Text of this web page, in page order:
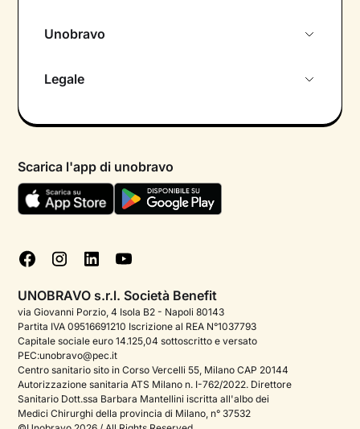
Unobravo
Psicologo in chat
Aiuto urgente
FAQ
Podcast di psicologia
Corporate
Psicologo italiano all'estero
Approfondimenti sulla salute mentale
Sala stampa
Legale
Termini e condizioni
Informativa Privacy
Cookie policy
Gestisci cookie
Scarica l'app di unobravo
UNOBRAVO s.r.l. Società Benefit
via Giovanni Porzio, 4 Isola B2 - Napoli 80143
Partita IVA 09516691210 Iscrizione al REA N°1037793
Capitale sociale euro 14.125,04 sottoscritto e versato
PEC:unobravo@pec.it
Centro sanitario sito in Corso Vercelli 55, Milano CAP 20144
Autorizzazione sanitaria ATS Milano n. I-762/2022. Direttore
Sanitario Dott.ssa Barbara Mantellini iscritta all'albo dei
Medici Chirurghi della provincia di Milano, n° 37532